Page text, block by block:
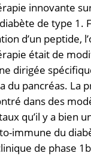
innovante
de type 1.
d’un peptide,
était de
dirigée
du pancréas. La
dans des
qu’il y a bien
immune du
de phase